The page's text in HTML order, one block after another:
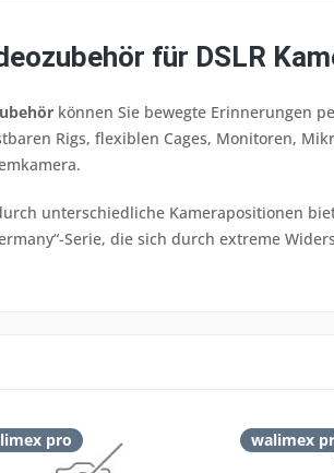
für DSLR
können Sie bewegte Erinnerungen
Rigs, flexiblen Cages, Monitoren,
unterschiedliche Kamerapositionen
Serie, die sich durch extreme
pro walimex